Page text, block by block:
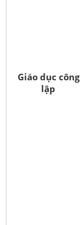
Giáo dục công
lập